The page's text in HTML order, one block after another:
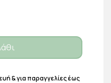
& για παραγγελίες έως